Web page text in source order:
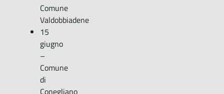
Comune
Valdobbiadene
15
giugno
–
Comune
di
Conegliano